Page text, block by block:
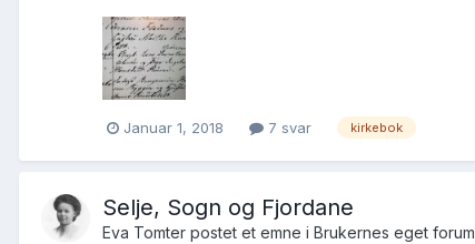
Januar 1, 2018 7 svar kirkebok
Selje, Sogn og Fjordane
Eva Tomter postet et emne i Brukernes eget forum